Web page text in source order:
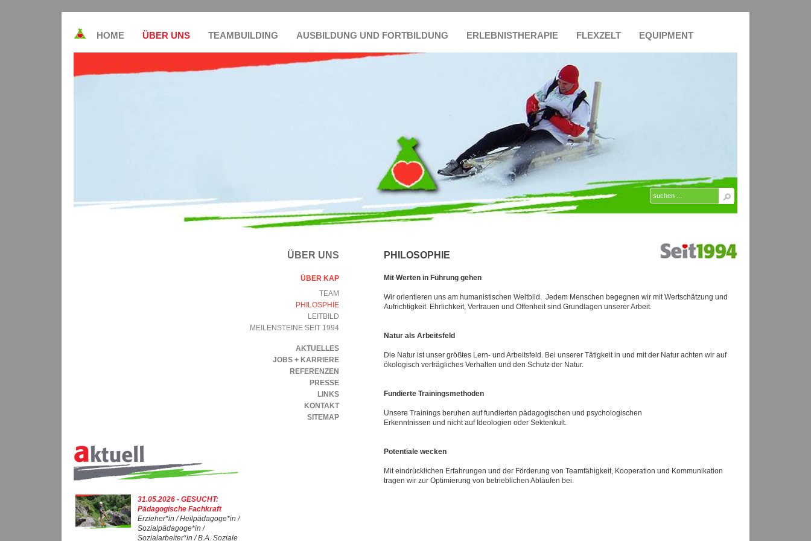
HOME ÜBER UNS TEAMBUILDING AUSBILDUNG UND FORTBILDUNG ERLEBNISTHERAPIE FLEXZELT EQUIPMENT
PHILOSOPHIE
Mit Werten in Führung gehen
Wir orientieren uns am humanistischen Weltbild. Jedem Menschen begegnen wir mit Wertschätzung und
Aufrichtigkeit. Ehrlichkeit, Vertrauen und Offenheit sind Grundlagen unserer Arbeit.
Natur als Arbeitsfeld
Die Natur ist unser größtes Lern- und Arbeitsfeld. Bei unserer Tätigkeit in und mit der Natur achten wir auf
ökologisch verträgliches Verhalten und den Schutz der Natur.
Fundierte Trainingsmethoden
Unsere Trainings beruhen auf fundierten pädagogischen und psychologischen
Erkenntnissen und nicht auf Ideologien oder Sektenkult.
Potentiale wecken
Mit eindrücklichen Erfahrungen und der Förderung von Teamfähigkeit, Kooperation und Kommunikation
tragen wir zur Optimierung von betrieblichen Abläufen bei.
ÜBER UNS
ÜBER KAP
TEAM
PHILOSPHIE
LEITBILD
MEILENSTEINE SEIT 1994
AKTUELLES
JOBS + KARRIERE
REFERENZEN
PRESSE
LINKS
KONTAKT
SITEMAP
31.05.2026 - GESUCHT:
Pädagogische Fachkraft
Erzieher*in / Heilpädagoge*in /
Sozialpädagoge*in /
Sozialarbeiter*in / B.A. Soziale